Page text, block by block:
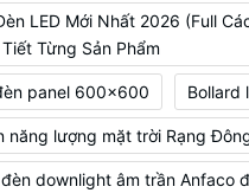
LED Mới Nhất 2026 (Full
Từng Sản Phẩm
panel 600x600 Bollard
năng lượng mặt trời Rạng
downlight âm trần Anfaco